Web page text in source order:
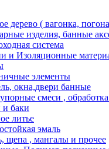
дерево ( вагонка,
изделия, банные
система
и Изоляционные
элементы
окна,двери банные
смеси ,
баки
литье
эмаль
щепа , мангалы и прочее